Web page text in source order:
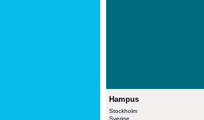
Hampus
Stockholm
Sverige